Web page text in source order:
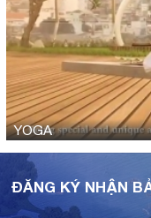
YOGA
ĐĂNG KÝ NHẬN